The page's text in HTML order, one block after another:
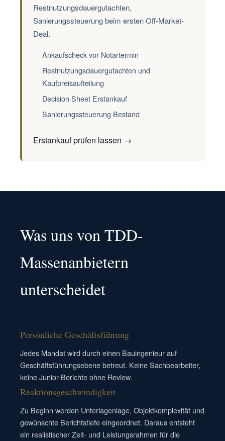
Restnutzungsdauergutachten,
Sanierungssteuerung beim ersten Off-Market-
Deal.
Ankaufscheck vor Notartermin
Restnutzungsdauergutachten und
Kaufpreisaufteilung
Decision Sheet Erstankauf
Sanierungssteuerung Bestand
Erstankauf prüfen lassen →
Was uns von TDD-
Massenanbietern
unterscheidet
Persönliche Geschäftsführung
Jedes Mandat wird durch einen Bauingenieur auf
Geschäftsführungsebene betreut. Keine Sachbearbeiter,
keine Junior-Berichte ohne Review.
Reaktionsgeschwindigkeit
Zu Beginn werden Unterlagenlage, Objektkomplexität und
gewünschte Berichtstiefe eingeordnet. Daraus entsteht
ein realistischer Zeit- und Leistungsrahmen für die